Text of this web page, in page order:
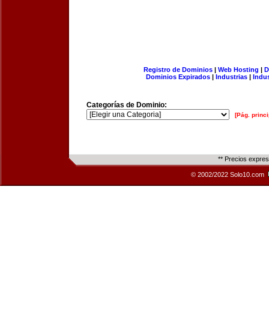
Registro de Dominios| Web Hosting |
Dominios Expirados | Industrias |
Categorías de Dominio:
[Pág.
** Precios
© 2002/2022 Solo10.com